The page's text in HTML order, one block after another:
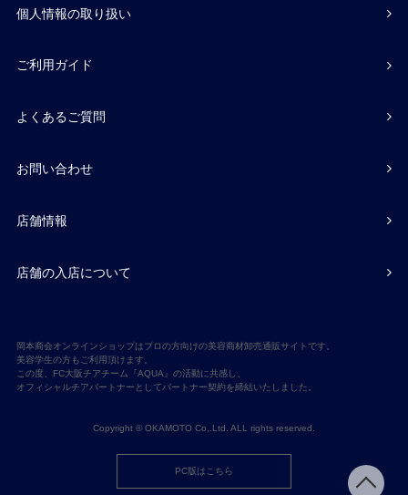
個人情報の取り扱い
ご利用ガイド
よくあるご質問
お問い合わせ
店舗情報
店舗の入店について
岡本商会オンラインショップはプロの方向けの美容商材卸売通販サイトです。
美容学生の方もご利用頂けます。
この度、FC大阪チアチーム『AQUA』の活動に共感し、
オフィシャルチアパートナーとしてパートナー契約を締結いたしました。
Copyright © OKAMOTO Co,.Ltd. ALL rights reserved.
PC版はこちら